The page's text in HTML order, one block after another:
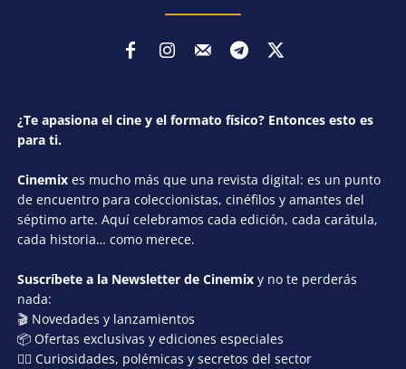
¿Te apasiona el cine y el formato físico? Entonces esto es
para ti.
Cinemix es mucho más que una revista digital: es un punto
de encuentro para coleccionistas, cinéfilos y amantes del
séptimo arte. Aquí celebramos cada edición, cada carátula,
cada historia… como merece.
Suscríbete a la Newsletter de Cinemix y no te perderás
nada:
🎬 Novedades y lanzamientos
📦 Ofertas exclusivas y ediciones especiales
🕵️‍♂️ Curiosidades, polémicas y secretos del sector